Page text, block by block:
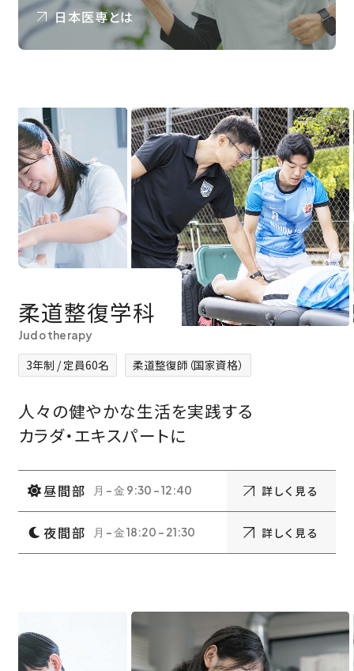
日本医専とは
柔道整復学科
Judo therapy
3年制 / 定員60名 柔道整復師（国家資格）
人々の健やかな生活を実践する
カラダ・エキスパートに
昼間部 月 - 金 9:30 - 12:40 詳しく見る
夜間部 月 - 金 18:20 - 21:30 詳しく見る